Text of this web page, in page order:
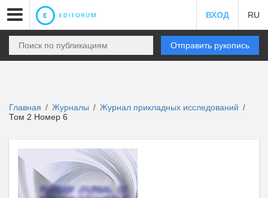
ВХОД RU
Отправить рукопись
Главная / Журналы / Журнал прикладных исследований /
Том 2 Номер 6